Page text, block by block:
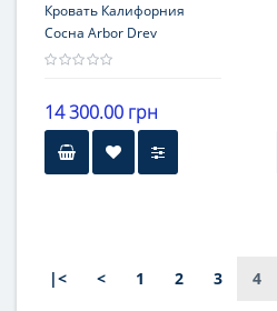
Кровать Калифорния
Сосна Arbor Drev
14 300.00 грн
|< < 1 2 3 4